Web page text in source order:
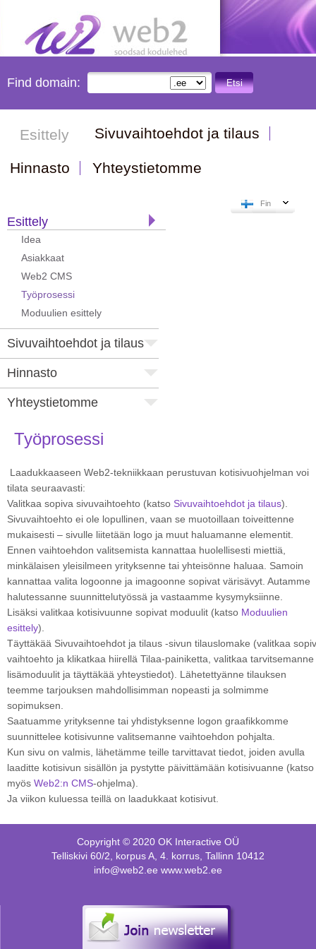
Find domain: Etsi
Esittely Sivuvaihtoehdot ja tilaus
Hinnasto Yhteystietomme
Fin
Esittely
Idea
Asiakkaat
Web2 CMS
Työprosessi
Moduulien esittely
Sivuvaihtoehdot ja tilaus
Hinnasto
Yhteystietomme
Työprosessi
Laadukkaaseen Web2-tekniikkaan perustuvan kotisivuohjelman voi
tilata seuraavasti:
Valitkaa sopiva sivuvaihtoehto (katso Sivuvaihtoehdot ja tilaus).
Sivuvaihtoehto ei ole lopullinen, vaan se muotoillaan toiveittenne
mukaisesti – sivulle liitetään logo ja muut haluamanne elementit.
Ennen vaihtoehdon valitsemista kannattaa huolellisesti miettiä,
minkälaisen yleisilmeen yrityksenne tai yhteisönne haluaa. Samoin
kannattaa valita logoonne ja imagoonne sopivat värisävyt. Autamme
halutessanne suunnittelutyössä ja vastaamme kysymyksiinne.
Lisäksi valitkaa kotisivuunne sopivat moduulit (katso Moduulien
esittely).
Täyttäkää Sivuvaihtoehdot ja tilaus -sivun tilauslomake (valitkaa
vaihtoehto ja klikatkaa hiirellä Tilaa-painiketta, valitkaa tarvitsemanne
lisämoduulit ja täyttäkää yhteystiedot). Lähetettyänne tilauksen
teemme tarjouksen mahdollisimman nopeasti ja solmimme
sopimuksen.
Saatuamme yrityksenne tai yhdistyksenne logon graafikkomme
suunnittelee kotisivunne valitsemanne vaihtoehdon pohjalta.
Kun sivu on valmis, lähetämme teille tarvittavat tiedot, joiden avulla
laaditte kotisivun sisällön ja pystytte päivittämään kotisivuanne (katso
myös Web2:n CMS-ohjelma).
Ja viikon kuluessa teillä on laadukkaat kotisivut.
Copyright © 2020 OK Interactive OÜ
Telliskivi 60/2, korpus A, 4. korrus, Tallinn 10412
info@web2.ee www.web2.ee